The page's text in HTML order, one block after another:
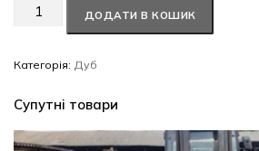
ДОДАТИ В КОШИК
Категорія: Дуб
Супутні товари